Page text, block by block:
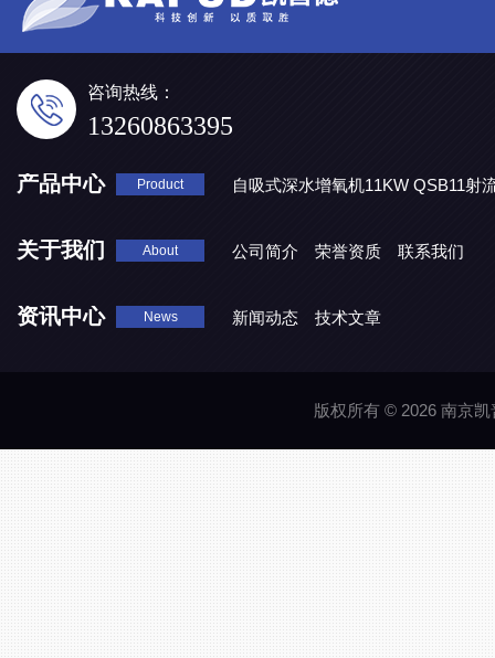
咨询热线：
13260863395
产品中心 Product
自吸式深水增氧机11KW QSB11射
关于我们 About 公司简介 荣誉资质 联系我们
资讯中心 News 新闻动态 技术文章
版权所有 © 2026 南京